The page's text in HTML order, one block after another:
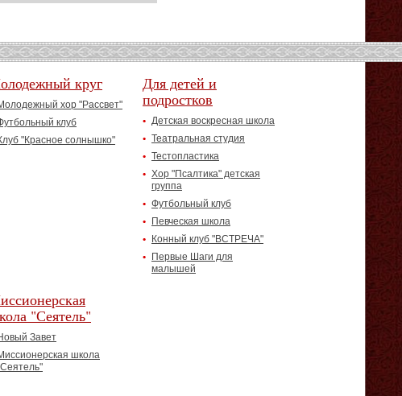
круг
хор "Рассвет"
клуб
"Красное солнышко"
Для детей и
подростков
Детская воскресная школа
Театральная студия
Тестопластика
Хор "Псалтика" детская
группа
Футбольный клуб
Певческая школа
Конный клуб "ВСТРЕЧА"
Первые Шаги для
малышей
"Сеятель"
Завет
школа